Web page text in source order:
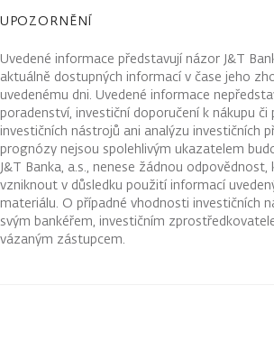
UPOZORNĚNÍ
Uvedené informace představují názor J&T
aktuálně dostupných informací v čase jeho
uvedenému dni. Uvedené informace
poradenství, investiční doporučení k nákupu či
investičních nástrojů ani analýzu investičních
prognózy nejsou spolehlivým ukazatelem
J&T Banka, a.s., nenese žádnou
vzniknout v důsledku použití informací
materiálu. O případné vhodnosti investičních
svým bankéřem, investičním
vázaným zástupcem.